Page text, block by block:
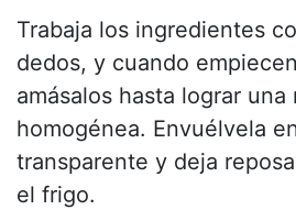
Trabaja los ingredientes
dedos, y cuando
amásalos hasta lograr una
homogénea. Envuélvela
transparente y deja
el frigo.